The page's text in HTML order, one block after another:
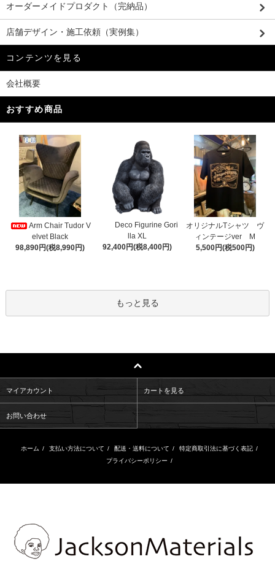
オーダーメイドプロダクト（完納品）
店舗デザイン・施工依頼（実例集）
コンテンツを見る
会社概要
おすすめ商品
Arm Chair Tudor V
elvet Black
98,890円(税8,990円)
Deco Figurine Gori
lla XL
92,400円(税8,400円)
オリジナルTシャツ ヴ
ィンテージver M
5,500円(税500円)
もっと見る
マイアカウント カートを見る
お問い合わせ
ホーム / 支払い方法について / 配送・送料について / 特定商取引法に基づく表記 /
プライバシーポリシー /